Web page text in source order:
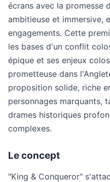
écrans avec la promesse
ambitieuse et immersive,
engagements. Cette
les bases d'un conflit
épique et ses enjeux
prometteuse dans
proposition solide, riche
personnages marquants,
drames historiques
complexes.
Le concept
"King & Conqueror"